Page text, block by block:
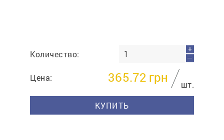
Количество:
+
—
Цена: 365.72 грн
шт.
КУПИТЬ